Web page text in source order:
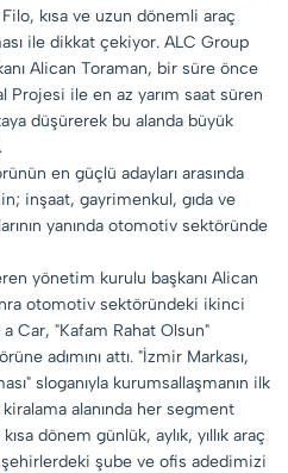
kısa ve uzun dönemli araç
ile dikkat çekiyor. ALC Group
Alican Toraman, bir süre önce
Projesi ile en az yarım saat süren
düşürerek bu alanda büyük
en güçlü adayları arasında
inşaat, gayrimenkul, gıda ve
yanında otomotiv sektöründe
yönetim kurulu başkanı Alican
otomotiv sektöründeki ikinci
a Car, "Kafam Rahat Olsun"
adımını attı. "İzmir Markası,
sloganıyla kurumsallaşmanın ilk
kiralama alanında her segment
dönem günlük, aylık, yıllık araç
şube ve ofis adedimizi